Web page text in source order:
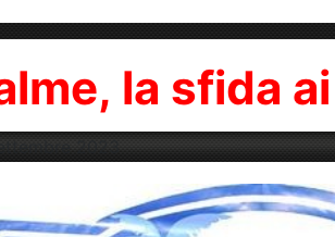
la sfida
2023